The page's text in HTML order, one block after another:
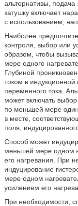
альтернативы, подача
катушку включает
с использованием,
Наиболее
контроля, выбор или
образом, чтобы
мере одного
Глубиной
током в индукционной
переменного тока.
может включать
по меньшей мере
в месте,
поля,
Способ может
меньшей мере одном
его нагревания. При
индуцирование
мере одном
усилением его
При необходимости,